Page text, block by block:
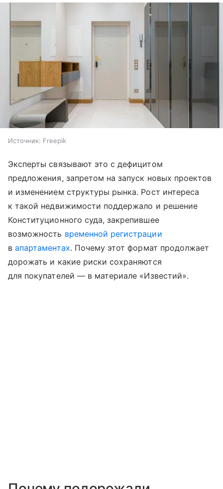
Источник: Freepik
Эксперты связывают это с дефицитом
предложения, запретом на запуск новых проектов
и изменением структуры рынка. Рост интереса
к такой недвижимости поддержало и решение
Конституционного суда, закрепившее
возможность временной регистрации
вапартаментах. Почему этот формат продолжает
дорожать и какие риски сохраняются
для покупателей — в материале «Известий».